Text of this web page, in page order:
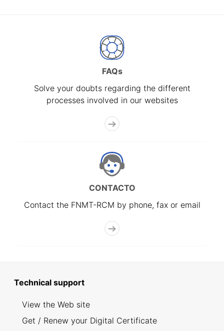
FAQs
Solve your doubts regarding the different
processes involved in our websites
CONTACTO
Contact the FNMT-RCM by phone, fax or email
Technical support
View the Web site
Get / Renew your Digital Certificate